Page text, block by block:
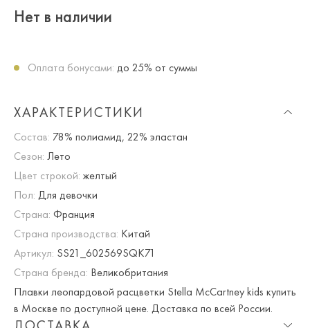
Нет в наличии
Оплата бонусами: до 25% от суммы
ХАРАКТЕРИСТИКИ
Состав: 78% полиамид, 22% эластан
Сезон: Лето
Цвет строкой: желтый
Пол: Для девочки
Страна: Франция
Страна производства: Китай
Артикул: SS21_602569SQK71
Страна бренда: Великобритания
Плавки леопардовой расцветки Stella McCartney kids купить
в Москве по доступной цене. Доставка по всей России.